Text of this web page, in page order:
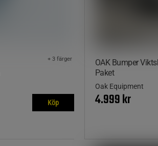
+ 3 färger
Köp
OAK Bumper
Paket
Oak Equipment
4.999 kr